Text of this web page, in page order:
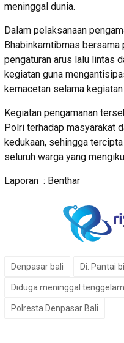
meninggal dunia.
Dalam pelaksanaan
Bhabinkamtibmas
pengaturan arus lalu lintas
kegiatan guna
kemacetan selama
Kegiatan pengamanan
Polri terhadap masyarakat
kedukaan, sehingga
seluruh warga yang
Laporan : Benthar
Denpasar bali Di. Pantai
Diduga meninggal tenggelam
Polresta Denpasar Bali